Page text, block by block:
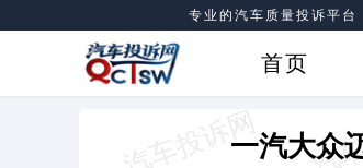
专业的汽车质量投诉平台
首页
一汽大众